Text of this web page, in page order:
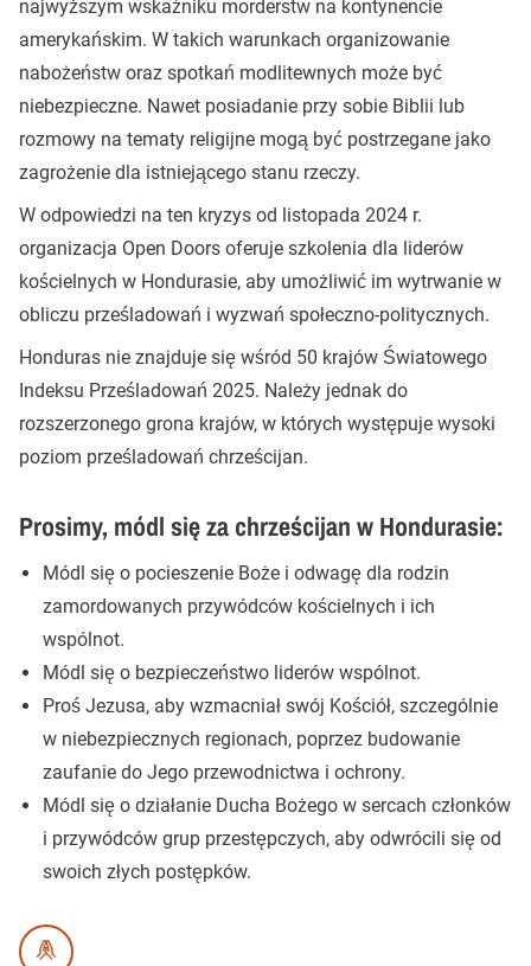
najwyższym wskaźniku morderstw na kontynencie
amerykańskim. W takich warunkach organizowanie
nabożeństw oraz spotkań modlitewnych może być
niebezpieczne. Nawet posiadanie przy sobie Biblii lub
rozmowy na tematy religijne mogą być postrzegane jako
zagrożenie dla istniejącego stanu rzeczy.
W odpowiedzi na ten kryzys od listopada 2024 r.
organizacja Open Doors oferuje szkolenia dla liderów
kościelnych w Hondurasie, aby umożliwić im wytrwanie w
obliczu prześladowań i wyzwań społeczno-politycznych.
Honduras nie znajduje się wśród 50 krajów Światowego
Indeksu Prześladowań 2025. Należy jednak do
rozszerzonego grona krajów, w których występuje wysoki
poziom prześladowań chrześcijan.
Prosimy, módl się za chrześcijan w Hondurasie:
Módl się o pocieszenie Boże i odwagę dla rodzin
zamordowanych przywódców kościelnych i ich
wspólnot.
Módl się o bezpieczeństwo liderów wspólnot.
Proś Jezusa, aby wzmacniał swój Kościół, szczególnie
w niebezpiecznych regionach, poprzez budowanie
zaufanie do Jego przewodnictwa i ochrony.
Módl się o działanie Ducha Bożego w sercach członków
i przywódców grup przestępczych, aby odwrócili się od
swoich złych postępków.